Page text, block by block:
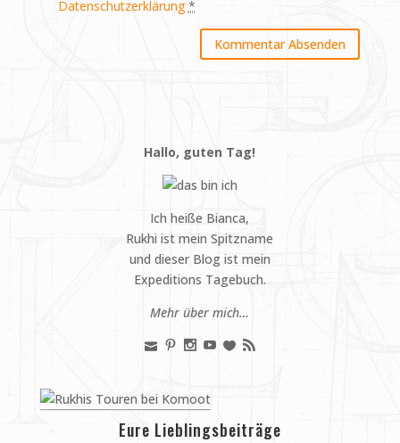
Datenschutzerklärung *
Hallo, guten Tag!
Ich heiße Bianca,
Rukhi ist mein Spitzname
und dieser Blog ist mein
Expeditions Tagebuch.
Mehr über mich…
Eure Lieblingsbeiträge